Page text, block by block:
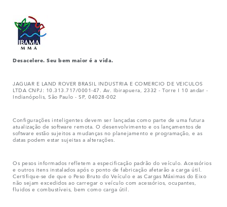
Desacelere. Seu bem maior é a vida.
JAGUAR E LAND ROVER BRASIL INDUSTRIA E COMERCIO DE VEICULOS
LTDA CNPJ: 10.313.717/0001-47. Av. Ibirapuera, 2332 - Torre I 10 andar -
Indianópolis, São Paulo - SP, 04028-002
Configurações inteligentes devem ser lançadas como parte de uma futura
atualização de software remota. O desenvolvimento e os lançamentos de
software estão sujeitos a mudanças no planejamento e programação, e as
datas podem estar sujeitas a alterações.
Os pesos informados refletem a especificação padrão do veículo. Acessórios
e outros itens instalados após o ponto de fabricação afetarão a carga útil.
Certifique-se de que o Peso Bruto do Veículo e as Cargas Máximas do Eixo
não sejam excedidos ao carregar o veículo com acessórios, ocupantes,
fluidos e combustíveis, bem como carga útil.